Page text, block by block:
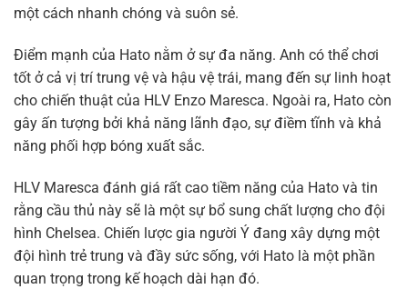
một cách nhanh chóng và suôn sẻ.
Điểm mạnh của Hato nằm ở sự đa năng. Anh có thể chơi
tốt ở cả vị trí trung vệ và hậu vệ trái, mang đến sự linh hoạt
cho chiến thuật của HLV Enzo Maresca. Ngoài ra, Hato còn
gây ấn tượng bởi khả năng lãnh đạo, sự điềm tĩnh và khả
năng phối hợp bóng xuất sắc.
HLV Maresca đánh giá rất cao tiềm năng của Hato và tin
rằng cầu thủ này sẽ là một sự bổ sung chất lượng cho đội
hình Chelsea. Chiến lược gia người Ý đang xây dựng một
đội hình trẻ trung và đầy sức sống, với Hato là một phần
quan trọng trong kế hoạch dài hạn đó.